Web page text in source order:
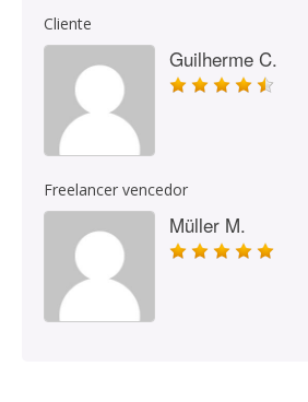
Cliente
Guilherme C.
Freelancer vencedor
Müller M.